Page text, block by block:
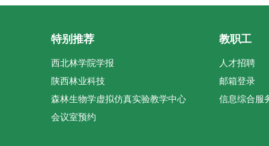
特别推荐
西北林学院学报
陕西林业科技
森林生物学虚拟仿真实验教学中心
会议室预约
教职工
人才招聘
邮箱登录
信息综合服